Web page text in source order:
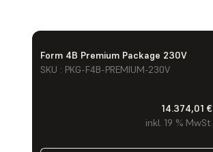
Form 4B Premium Package 230V
SKU : PKG-F4B-PREMIUM-230V
14.374,01 €
inkl. 19 % MwSt.